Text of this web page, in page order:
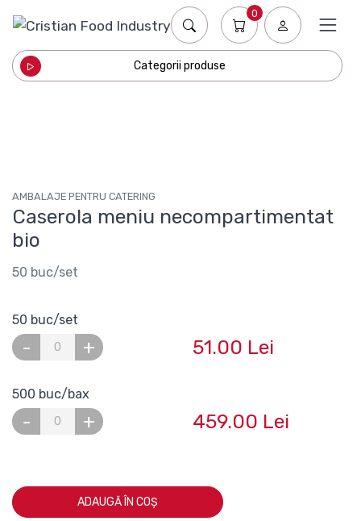
0
Categorii produse
AMBALAJE PENTRU CATERING
Caserola meniu necompartimentat
bio
50 buc/set
50 buc/set
- + 51.00 Lei
500 buc/bax
- + 459.00 Lei
ADAUGĂ ÎN COȘ